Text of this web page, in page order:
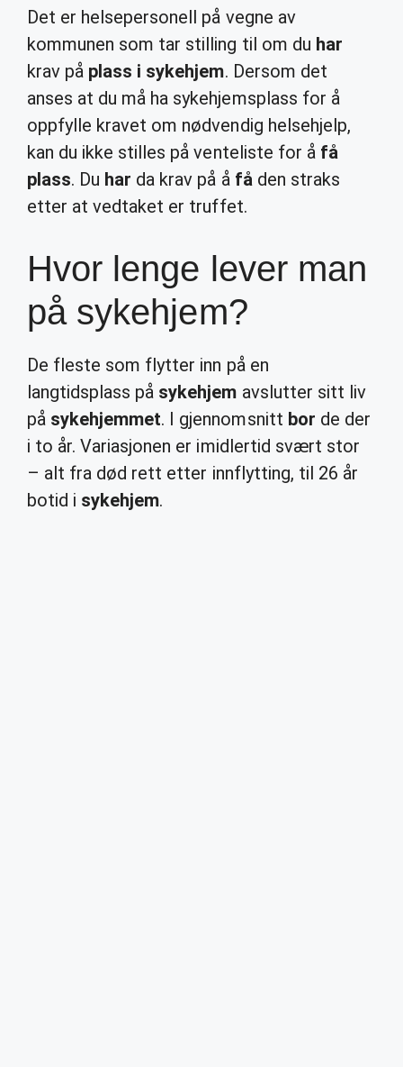
Det er helsepersonell på vegne av
kommunen som tar stilling til om du har
krav på plass i sykehjem. Dersom det
anses at du må ha sykehjemsplass for å
oppfylle kravet om nødvendig helsehjelp,
kan du ikke stilles på venteliste for å få
plass. Du har da krav på å fåden straks
etter at vedtaket er truffet.
Hvor lenge lever man
på sykehjem?
De fleste som flytter inn på en
langtidsplass på sykehjem avslutter sitt liv
på sykehjemmet. I gjennomsnitt bor de der
i to år. Variasjonen er imidlertid svært stor
– alt fra død rett etter innflytting, til 26 år
botid i sykehjem.